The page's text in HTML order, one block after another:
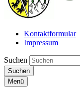
Kontaktformular
Impressum
Suchen
Suchen
Menü